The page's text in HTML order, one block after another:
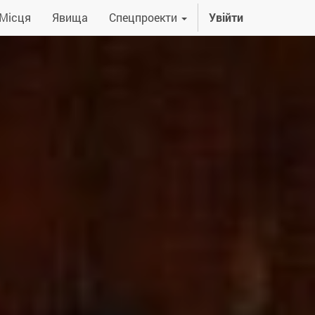
Явища Спецпроекти Увійти